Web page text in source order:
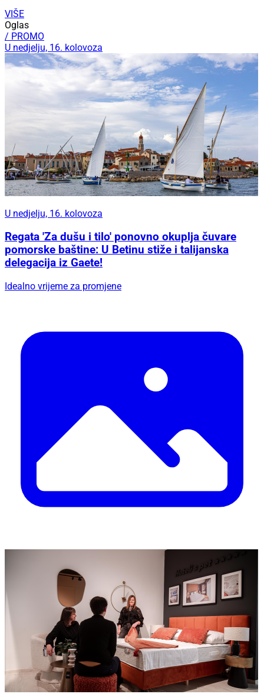
VIŠE
Oglas
/ PROMO
U nedjelju, 16. kolovoza
U nedjelju, 16. kolovoza
Regata 'Za dušu i tilo' ponovno okuplja čuvare
pomorske baštine: U Betinu stiže i talijanska
delegacija iz Gaete!
Idealno vrijeme za promjene